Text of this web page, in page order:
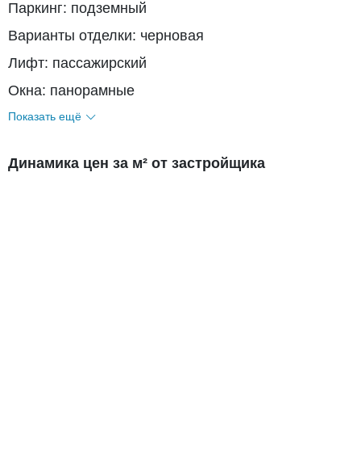
Паркинг: подземный
Варианты отделки: черновая
Лифт: пассажирский
Окна: панорамные
Показать ещё
Динамика цен за м² от застройщика